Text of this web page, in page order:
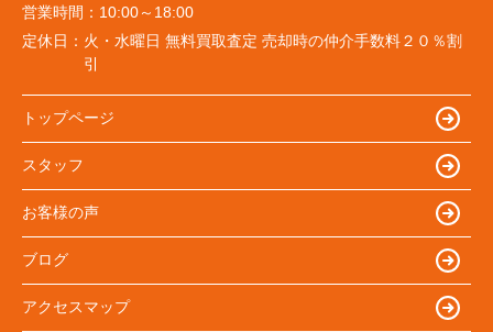
営業時間： 10:00～18:00
定休日： 火・水曜日 無料買取査定 売却時の仲介手数料２０％割
引
トップページ
スタッフ
お客様の声
ブログ
アクセスマップ